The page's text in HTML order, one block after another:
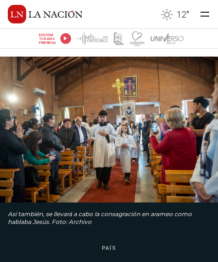
12°
ESCUCHÁ
TU RADIO
PREFERIDA
Así también, se llevará a cabo la consagración en arameo como
hablaba Jesús. Foto: Archivo
PAÍS